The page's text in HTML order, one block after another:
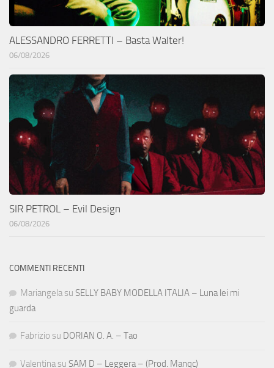
ALESSANDRO FERRETTI – Basta Walter!
06/08/2026
SIR PETROL – Evil Design
06/08/2026
COMMENTI RECENTI
Mariangela su SELLY BABY MODELLA ITALIA – Luna lei mi
guarda
Fabrizio su DORIAN O. A. – Tao
Valentina su SAM D – Leggera – (Prod. Manqc)